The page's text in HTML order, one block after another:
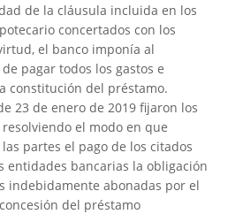
de la cláusula incluida en los
concertados con los
el banco imponía al
pagar todos los gastos e
constitución del préstamo.
23 de enero de 2019 fijaron los
el modo en que
partes el pago de los citados
entidades bancarias la obligación
indebidamente abonadas por el
del préstamo